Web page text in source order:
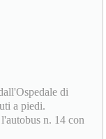
di
a piedi.
n. 14 con